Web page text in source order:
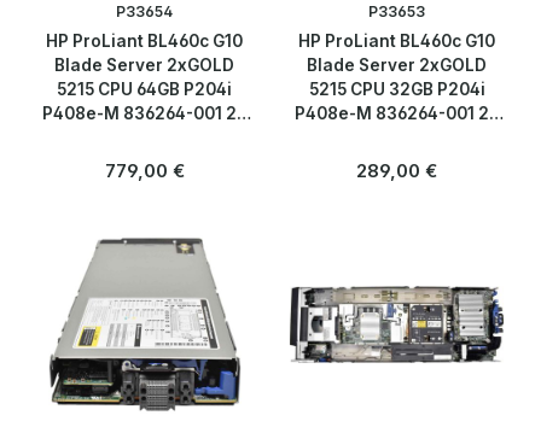
P33654
HP ProLiant BL460c G10
Blade Server 2xGOLD
5215 CPU 64GB P204i
P408e-M 836264-001 2x
Regulärer Preis:
779,00 €
P33653
HP ProLiant BL460c G10
Blade Server 2xGOLD
5215 CPU 32GB P204i
P408e-M 836264-001 2x
Regulärer Preis:
289,00 €